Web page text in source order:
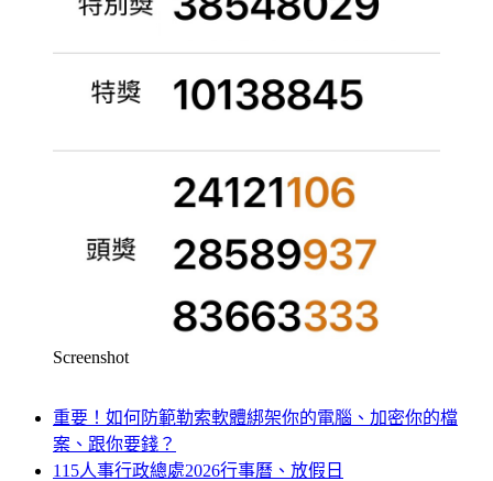
Screenshot
重要！如何防範勒索軟體綁架你的電腦、加密你的檔
案、跟你要錢？
115人事行政總處2026行事曆、放假日